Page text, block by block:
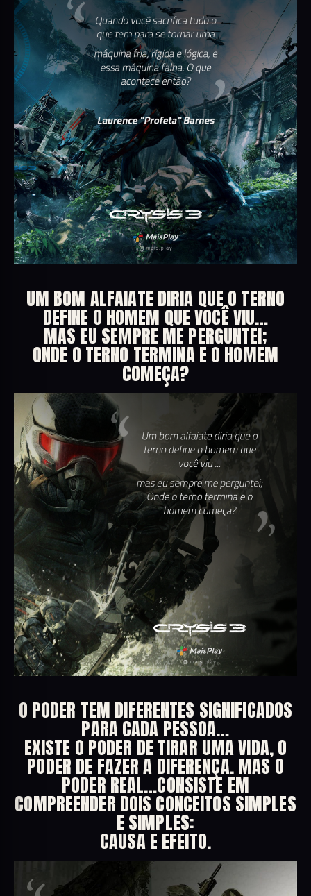
UM BOM ALFAIATE DIRIA QUE O TERNO
DEFINE O HOMEM QUE VOCÊ VIU…
MAS EU SEMPRE ME PERGUNTEI;
ONDE O TERNO TERMINA E O HOMEM
COMEÇA?
O PODER TEM DIFERENTES SIGNIFICADOS
PARA CADA PESSOA…
EXISTE O PODER DE TIRAR UMA VIDA, O
PODER DE FAZER A DIFERENÇA. MAS O
PODER REAL…CONSISTE EM
COMPREENDER DOIS CONCEITOS SIMPLES
E SIMPLES:
CAUSA E EFEITO.